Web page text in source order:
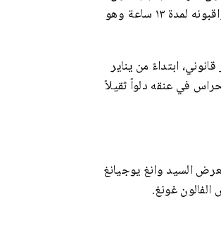
الجلوس. لما جاؤوا بالسيد بين شبين الى السجن في يناير ٢۰۰٣ ثلاثة من السجناء، بقوا يراقبونه لمدة ١٣ ساعة وهو
على سجنه الغير قانوني، ابتداءً من يناير
اشهر، زد على ذلك علّق الحراس في عنقه دلواً ثقيلاً
تعرض السيد وانغ يوجيانغ
غونغ.